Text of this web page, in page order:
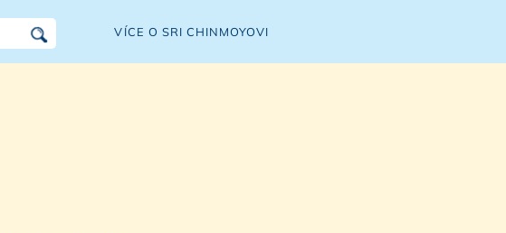
VÍCE O SRI CHINMOYOVI